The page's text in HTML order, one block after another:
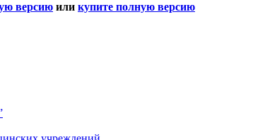
версию или купите полную версию